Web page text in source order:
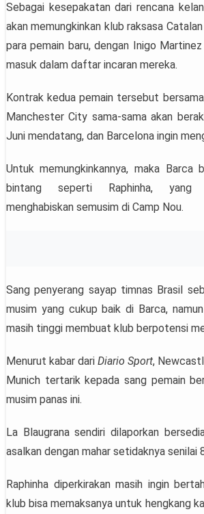
Sebagai kesepakatan dari rencana
akan memungkinkan klub raksasa
para pemain baru, dengan Inigo
masuk dalam daftar incaran mereka.
Kontrak kedua pemain tersebut
Manchester City sama-sama akan
Juni mendatang, dan Barcelona ingin
Untuk memungkinkannya, maka Barca
bintang seperti Raphinha, yang
menghabiskan semusim di Camp Nou.
Sang penyerang sayap timnas Brasil
musim yang cukup baik di Barca,
masih tinggi membuat klub berpotensi
Menurut kabar dari Diario Sport,
Munich tertarik kepada sang pemain
musim panas ini.
La Blaugrana sendiri dilaporkan
asalkan dengan mahar setidaknya senilai
Raphinha diperkirakan masih ingin
klub bisa memaksanya untuk hengkang